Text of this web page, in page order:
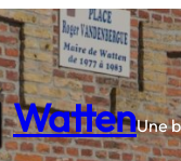
WattenUne